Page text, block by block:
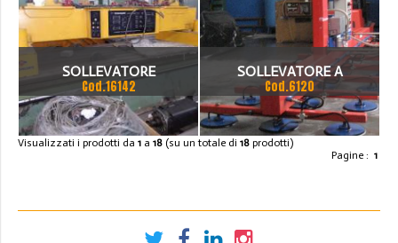
SOLLEVATORE
TECNOMAGNETE
Cod.16142
SOLLEVATORE A
DEPRESSIONE EBERLE
MODELLO EP 40/21.
Cod.6120
Visualizzati i prodotti da 1 a 18 (su un totale di 18 prodotti)
Pagine : 1